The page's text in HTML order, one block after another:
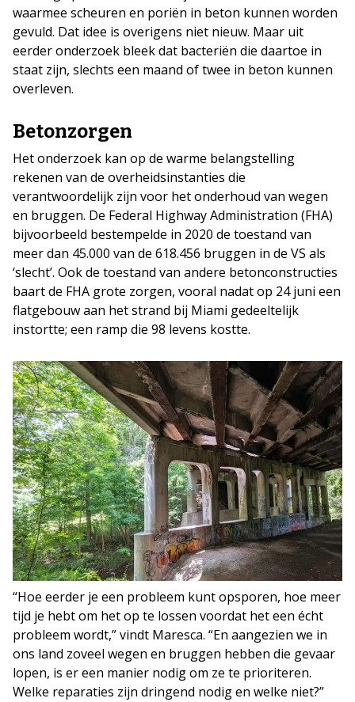
waarmee scheuren en poriën in beton kunnen worden
gevuld. Dat idee is overigens niet nieuw. Maar uit
eerder onderzoek bleek dat bacteriën die daartoe in
staat zijn, slechts een maand of twee in beton kunnen
overleven.
Betonzorgen
Het onderzoek kan op de warme belangstelling
rekenen van de overheidsinstanties die
verantwoordelijk zijn voor het onderhoud van wegen
en bruggen. De Federal Highway Administration (FHA)
bijvoorbeeld bestempelde in 2020 de toestand van
meer dan 45.000 van de 618.456 bruggen in de VS als
‘slecht’. Ook de toestand van andere betonconstructies
baart de FHA grote zorgen, vooral nadat op 24 juni een
flatgebouw aan het strand bij Miami gedeeltelijk
instortte; een ramp die 98 levens kostte.
“Hoe eerder je een probleem kunt opsporen, hoe meer
tijd je hebt om het op te lossen voordat het een écht
probleem wordt,” vindt Maresca. “En aangezien we in
ons land zoveel wegen en bruggen hebben die gevaar
lopen, is er een manier nodig om ze te prioriteren.
Welke reparaties zijn dringend nodig en welke niet?”